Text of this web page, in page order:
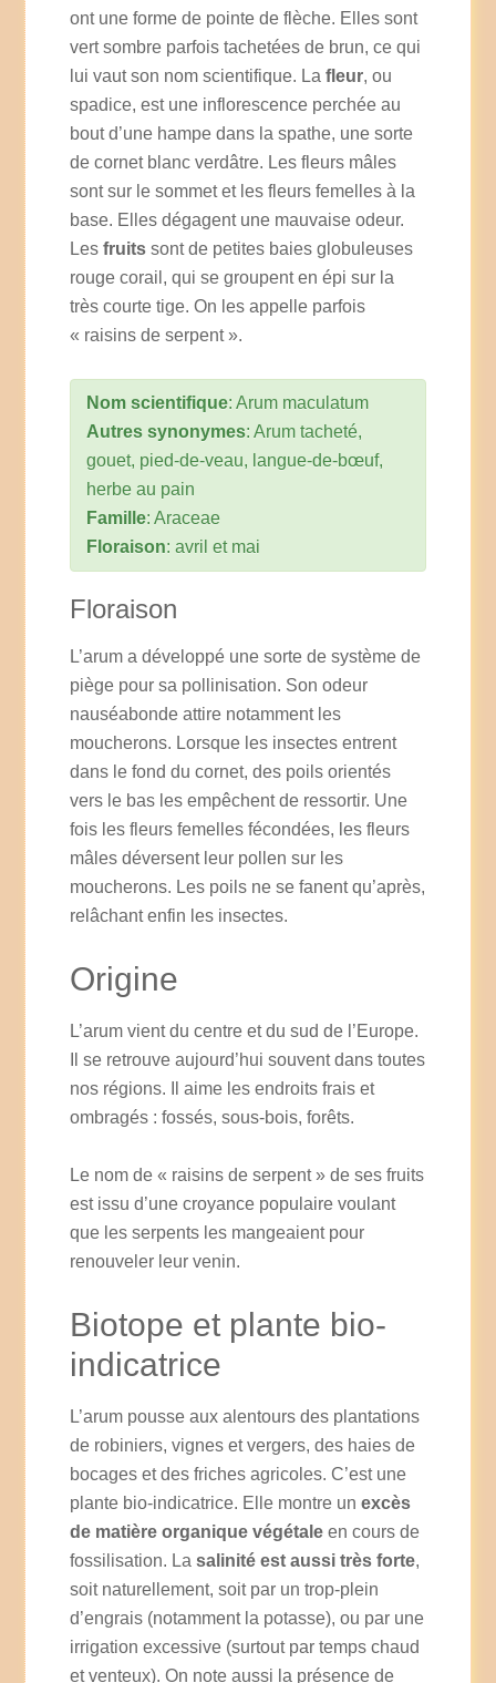
ont une forme de pointe de flèche. Elles sont
vert sombre parfois tachetées de brun, ce qui
lui vaut son nom scientifique. Lafleur, ou
spadice, est une inflorescence perchée au
bout d’une hampe dans la spathe, une sorte
de cornet blanc verdâtre. Les fleurs mâles
sont sur le sommet et les fleurs femelles à la
base. Elles dégagent une mauvaise odeur.
Lesfruits sont de petites baies globuleuses
rouge corail, qui se groupent en épi sur la
très courte tige. On les appelle parfois
« raisins de serpent ».
Nom scientifique: Arum maculatum
Autres synonymes: Arum tacheté,
gouet, pied-de-veau, langue-de-bœuf,
herbe au pain
Famille: Araceae
Floraison: avril et mai
Floraison
L’arum a développé une sorte de système de
piège pour sa pollinisation. Son odeur
nauséabonde attire notamment les
moucherons. Lorsque les insectes entrent
dans le fond du cornet, des poils orientés
vers le bas les empêchent de ressortir. Une
fois les fleurs femelles fécondées, les fleurs
mâles déversent leur pollen sur les
moucherons. Les poils ne se fanent qu’après,
relâchant enfin les insectes.
Origine
L’arum vient du centre et du sud de l’Europe.
Il se retrouve aujourd’hui souvent dans toutes
nos régions. Il aime les endroits frais et
ombragés : fossés, sous-bois, forêts.
Le nom de « raisins de serpent » de ses fruits
est issu d’une croyance populaire voulant
que les serpents les mangeaient pour
renouveler leur venin.
Biotope et plante bio-
indicatrice
L’arum pousse aux alentours des plantations
de robiniers, vignes et vergers, des haies de
bocages et des friches agricoles. C’est une
plante bio-indicatrice. Elle montre unexcès
de matière organique végétale en cours de
fossilisation. Lasalinité est aussi très forte,
soit naturellement, soit par un trop-plein
d’engrais (notamment la potasse), ou par une
irrigation excessive (surtout par temps chaud
et venteux). On note aussi la présence de